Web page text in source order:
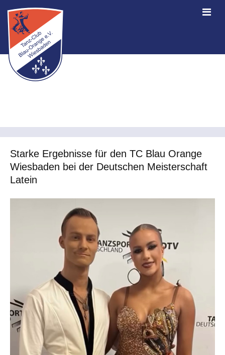
Starke Ergebnisse für den TC Blau Orange
Wiesbaden bei der Deutschen Meisterschaft
Latein